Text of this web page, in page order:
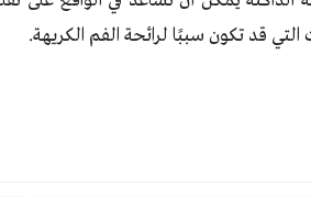
التي قد تكون سببًا لرائحة الفم الكريهة.